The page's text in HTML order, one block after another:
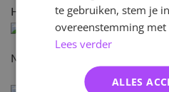
HAPPY VER
MERRY VER.
te gebruiken, stem je
overeenstemming met
Lees verder
ALLES